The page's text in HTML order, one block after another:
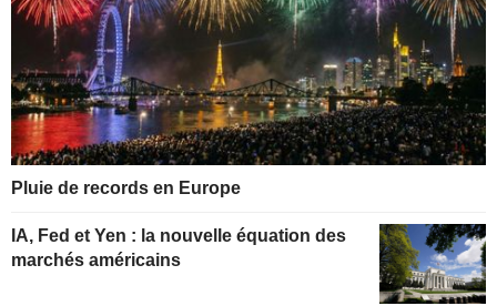
Pluie de records en Europe
IA, Fed et Yen : la nouvelle équation des
marchés américains